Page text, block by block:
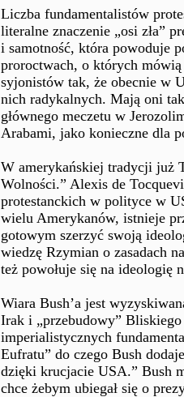
Liczba fundamentalistów
literalne znaczenie „osi zła”
i samotność, która powoduje
proroctwach, o których
syjonistów tak, że obecnie w
nich radykalnych. Mają oni
głównego meczetu w
Arabami, jako konieczne dla
W amerykańskiej tradycji już
Wolności.” Alexis de
protestanckich w polityce w
wielu Amerykanów, istnieje
gotowym szerzyć swoją
wiedzę Rzymian o zasadach
też powołuje się na ideologię
Wiara Bush’a jest
Irak i „przebudowy”
imperialistycznych
Eufratu” do czego Bush
dzięki krucjacie USA.” Bush
chce żebym ubiegał się o